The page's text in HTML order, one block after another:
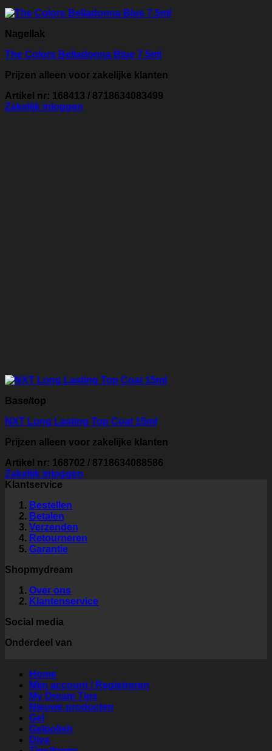
Nagellak
The Colors Belladonna Blue 7.5ml
Prijzen alleen voor zakelijke klanten
Artikel nr: 168413 / 8718634083499
Zakelijk inloggen
Base/top
NXT Long Lasting Top Coat 15ml
Prijzen alleen voor zakelijke klanten
Artikel nr: 168702 / 8718634088586
Zakelijk inloggen
Klantservice
Bestellen
Betalen
Verzenden
Retourneren
Garantie
Shopmydream
Over ons
Klantenservice
Social media
Onderdeel van
Home
Mijn account / Registreren
My Dream Tips
Nieuwe producten
Gel
Gelpolish
Diva